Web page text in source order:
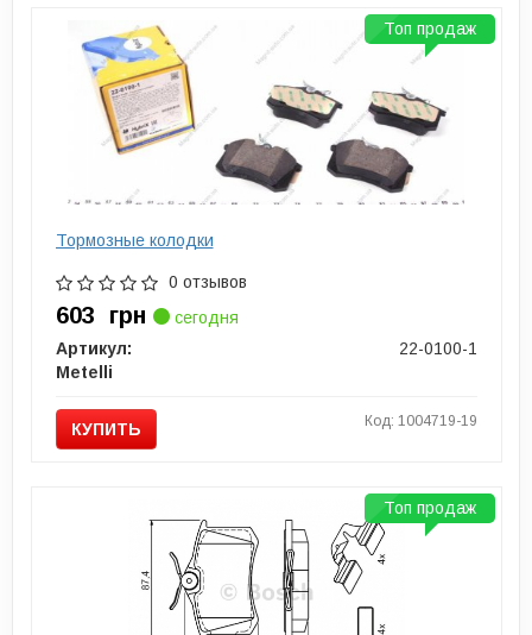
Тормозные колодки
0 отзывов
603 грн
сегодня
Артикул:
22-0100-1
Metelli
КУПИТЬ Код: 1004719-19
Топ продаж
Топ продаж